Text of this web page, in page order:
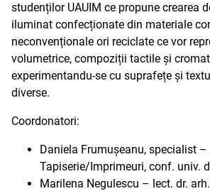
studenților UAUIM ce propune crearea
iluminat confecționate din materiale
neconvenționale ori reciclate ce vor
volumetrice, compoziții tactile și
experimentandu-se cu suprafețe și
diverse.
Coordonatori:
Daniela Frumușeanu, specialist –
Tapiserie/Imprimeuri, conf. univ.
Marilena Negulescu – lect. dr.